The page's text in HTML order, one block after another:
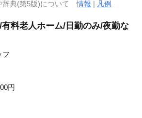
辞典(第5版)について情報 | 凡例
料老人ホーム/日勤のみ/夜勤な
フ
円